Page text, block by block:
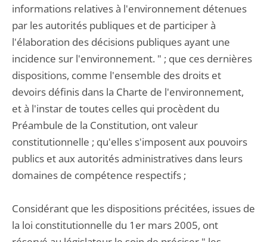
informations relatives à l'environnement détenues
par les autorités publiques et de participer à
l'élaboration des décisions publiques ayant une
incidence sur l'environnement. " ; que ces dernières
dispositions, comme l'ensemble des droits et
devoirs définis dans la Charte de l'environnement,
et à l'instar de toutes celles qui procèdent du
Préambule de la Constitution, ont valeur
constitutionnelle ; qu'elles s'imposent aux pouvoirs
publics et aux autorités administratives dans leurs
domaines de compétence respectifs ;
Considérant que les dispositions précitées, issues de
la loi constitutionnelle du 1er mars 2005, ont